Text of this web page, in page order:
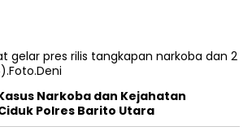
Narkoba dan Kejahatan
Polres Barito Utara